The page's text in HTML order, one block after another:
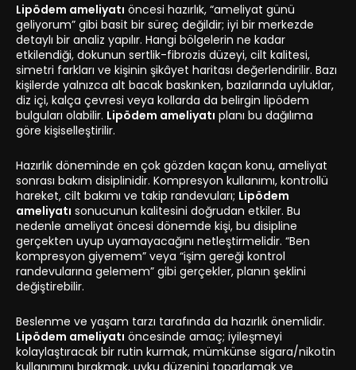
Lipödem ameliyatı öncesi hazırlık, “ameliyat günü
geliyorum” gibi basit bir süreç değildir; iyi bir merkezde
detaylı bir analiz yapılır. Hangi bölgelerin ne kadar
etkilendiği, dokunun sertlik-fibrozis düzeyi, cilt kalitesi,
simetri farkları ve kişinin şikâyet haritası değerlendirilir. Bazı
kişilerde yalnızca alt bacak baskınken, bazılarında uyluklar,
diz içi, kalça çevresi veya kollarda da belirgin lipödem
bulguları olabilir. Lipödem ameliyatı planı bu dağılıma
göre kişiselleştirilir.
Hazırlık döneminde en çok gözden kaçan konu, ameliyat
sonrası bakım disiplinidir. Kompresyon kullanımı, kontrollü
hareket, cilt bakımı ve takip randevuları; Lipödem
ameliyatı sonucunun kalitesini doğrudan etkiler. Bu
nedenle ameliyat öncesi dönemde kişi, bu disipline
gerçekten uyup uyamayacağını netleştirmelidir. “Ben
kompresyon giyemem” veya “işim gereği kontrol
randevularına gelemem” gibi gerçekler, planın şeklini
değiştirebilir.
Beslenme ve yaşam tarzı tarafında da hazırlık önemlidir.
Lipödem ameliyatı öncesinde amaç; iyileşmeyi
kolaylaştıracak bir rutin kurmak, mümkünse sigara/nikotin
kullanımını bırakmak, uyku düzenini toparlamak ve